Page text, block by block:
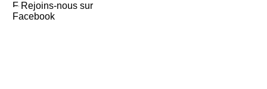
Rejoins-nous sur
Facebook